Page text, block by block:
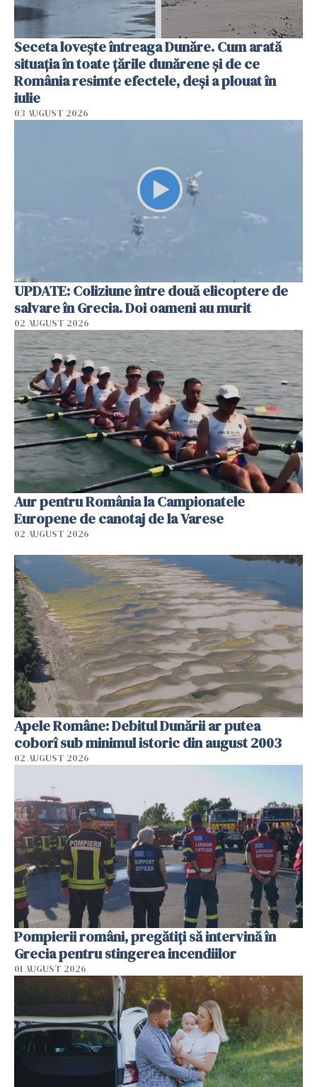
Seceta lovește întreaga Dunăre. Cum arată
situația în toate țările dunărene și de ce
România resimte efectele, deși a plouat în
iulie
03 AUGUST 2026
UPDATE: Coliziune între două elicoptere de
salvare în Grecia. Doi oameni au murit
02 AUGUST 2026
Aur pentru România la Campionatele
Europene de canotaj de la Varese
02 AUGUST 2026
Apele Române: Debitul Dunării ar putea
coborî sub minimul istoric din august 2003
02 AUGUST 2026
Pompierii români, pregătiţi să intervină în
Grecia pentru stingerea incendiilor
01 AUGUST 2026